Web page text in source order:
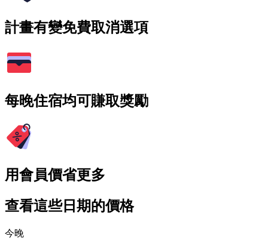
計畫有變免費取消選項
每晚住宿均可賺取獎勵
用會員價省更多
查看這些日期的價格
今晚